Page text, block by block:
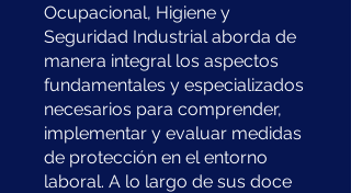
Ocupacional, Higiene y
Seguridad Industrial aborda de
manera integral los aspectos
fundamentales y especializados
necesarios para comprender,
implementar y evaluar medidas
de protección en el entorno
laboral. A lo largo de sus doce